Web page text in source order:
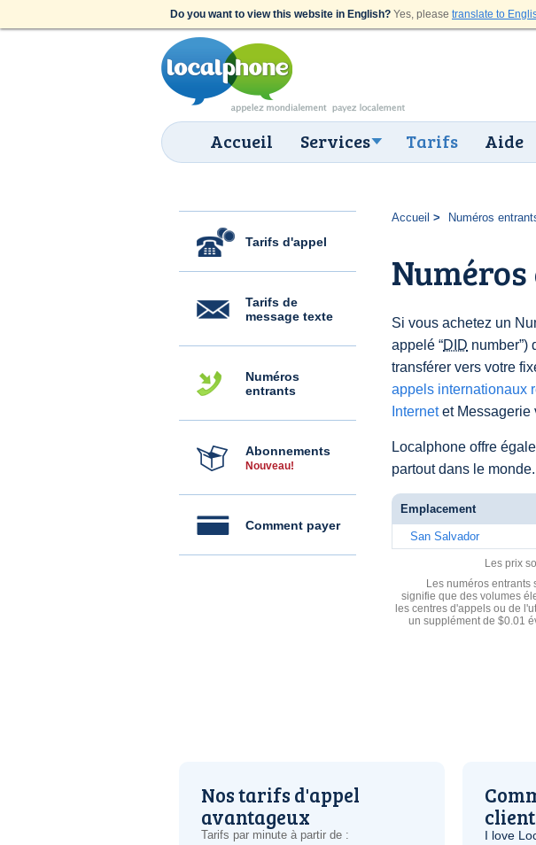
Do you want to view this website in English? Yes, please translate to
Accueil Services Tarifs Aide
Tarifs d'appel
Tarifs de
message texte
Numéros
entrants
Abonnements
Nouveau!
Comment payer
Accueil Numéros
Si vous achetez un
appelé “DID number”)
transférer vers votre
appels internationaux
Internetet Messagerie
Localphone offre
partout dans le monde.
Emplacement
San Salvador
Les prix
Les numéros
signifie que des volumes
les centres d'appels ou de
un supplément de $0.01
Nos tarifs d'appel
avantageux
Tarifs par minute à partir de : I love